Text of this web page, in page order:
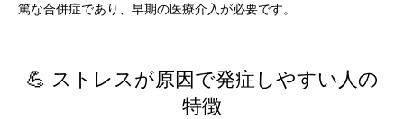
篤な合併症であり、早期の医療介入が必要です。
💪 ストレスが原因で発症しやすい人の
特徴